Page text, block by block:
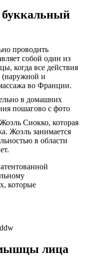
буккальный
проводить
собой один из
когда все действия
(наружной и
во Франции.
Сиокко, которая
Жоэль занимается
в области
которые
лица